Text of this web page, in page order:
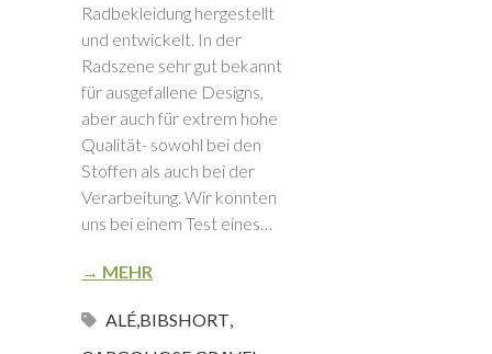
Radbekleidung hergestellt
und entwickelt. In der
Radszene sehr gut bekannt
für ausgefallene Designs,
aber auch für extrem hohe
Qualität- sowohl bei den
Stoffen als auch bei der
Verarbeitung. Wir konnten
uns bei einem Test eines…
→ MEHR
ALÉ,BIBSHORT,